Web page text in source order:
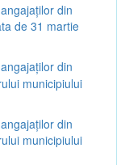
din
de 31 martie
din
municipiului
din
municipiului